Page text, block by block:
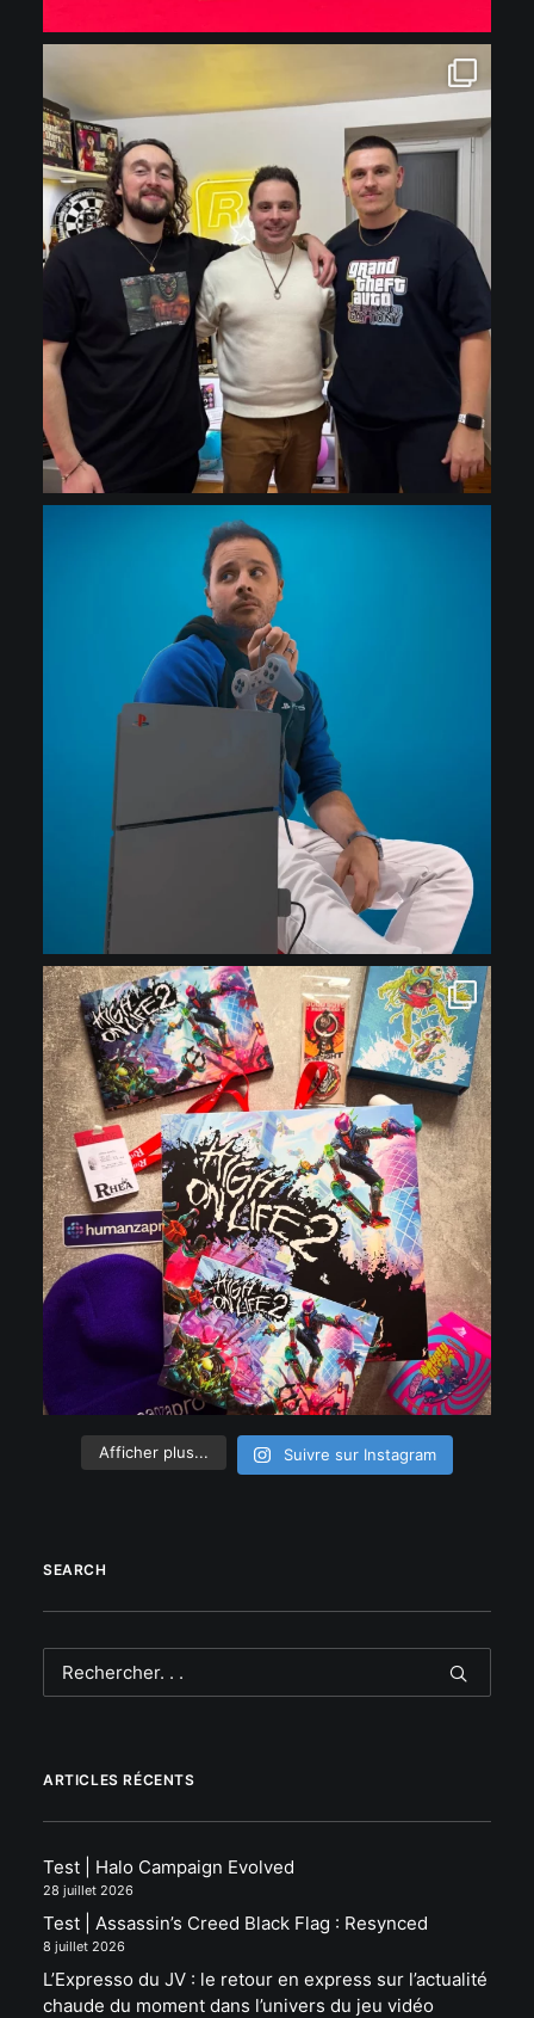
Afficher plus... Suivre sur Instagram
SEARCH
ARTICLES RÉCENTS
Test | Halo Campaign Evolved
28 juillet 2026
Test | Assassin’s Creed Black Flag : Resynced
8 juillet 2026
L’Expresso du JV : le retour en express sur l’actualité
chaude du moment dans l’univers du jeu vidéo